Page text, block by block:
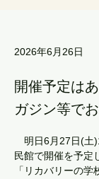
2026年6月26日
開催予定は
ガジン等で
明日6月27日(土
民館で開催を予定
「リカバリーの学